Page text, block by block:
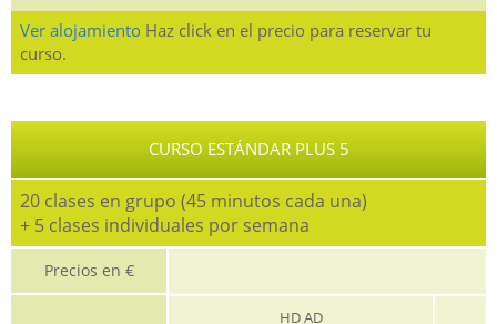
Ver alojamiento Haz click en el precio para reservar tu
curso.
CURSO ESTÁNDAR PLUS 5
20 clases en grupo (45 minutos cada una)
+ 5 clases individuales por semana
Precios en €
HD AD